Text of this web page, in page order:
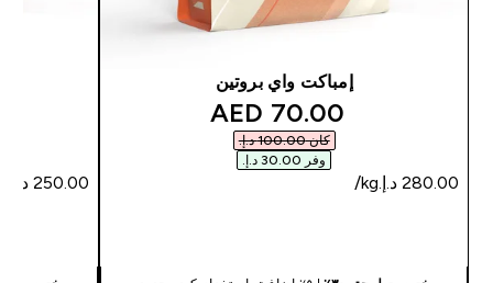
إمباكت واي بروتين
discounted price
70.00 AED‎
كان ‏100.00 د.إ.‏‎
وفر ‏30.00 د.إ.‏‎